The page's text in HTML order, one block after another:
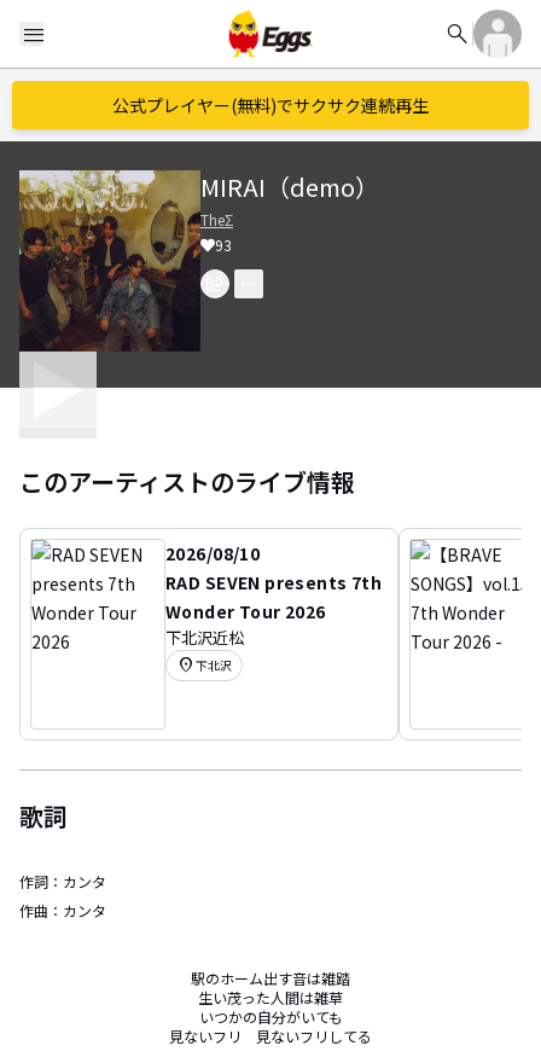
menu search
公式プレイヤー(無料)でサクサク連続再生
MIRAI（demo）
TheΣ
93
このアーティストのライブ情報
2026/08/10
RAD SEVEN presents 7th
Wonder Tour 2026
下北沢近松
location_on 下北沢
歌詞
作詞： カンタ
作曲： カンタ
駅のホーム出す音は雑踏
生い茂った人間は雑草
いつかの自分がいても
見ないフリ　見ないフリしてる